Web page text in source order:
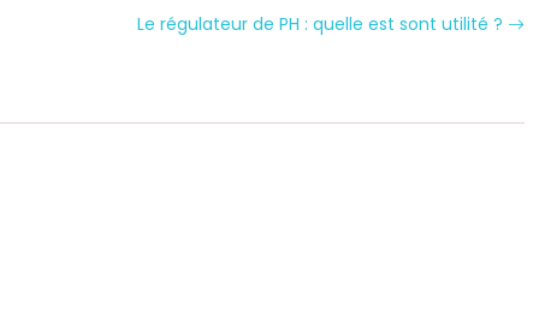
Le régulateur de PH : quelle est sont utilité ?